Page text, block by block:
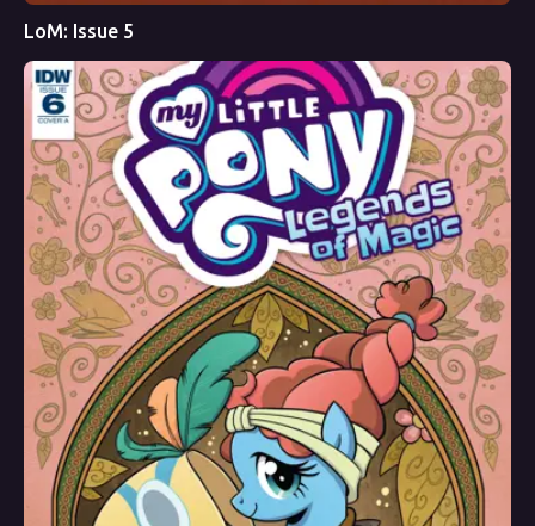
LoM: Issue 5